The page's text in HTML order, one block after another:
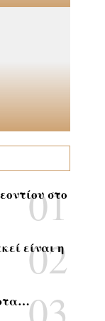
στο
είναι η